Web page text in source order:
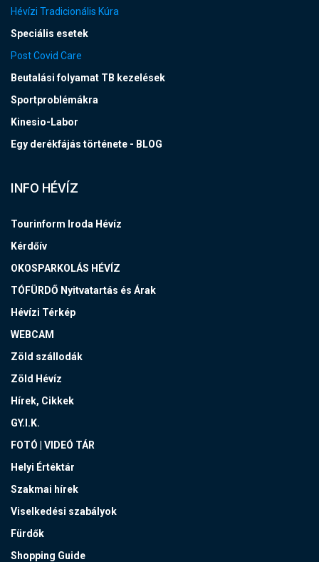
Hévízi Tradicionális Kúra
Speciális esetek
Post Covid Care
Beutalási folyamat TB kezelések
Sportproblémákra
Kinesio-Labor
Egy derékfájás története - BLOG
INFO HÉVÍZ
Tourinform Iroda Hévíz
Kérdőív
OKOSPARKOLÁS HÉVÍZ
TÓFÜRDŐ Nyitvatartás és Árak
Hévízi Térkép
WEBCAM
Zöld szállodák
Zöld Hévíz
Hírek, Cikkek
GY.I.K.
FOTÓ | VIDEÓ TÁR
Helyi Értéktár
Szakmai hírek
Viselkedési szabályok
Fürdők
Shopping Guide